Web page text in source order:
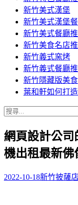
新竹美式漢堡
新竹美式漢堡
新竹美式餐廳
新竹美食名店
新竹義式窯烤
新竹義式餐廳
新竹隱藏版美
葉和軒如何打
搜
關
鍵
字:
網頁設計公
機出租最新佛
2022-10-18新竹披薩